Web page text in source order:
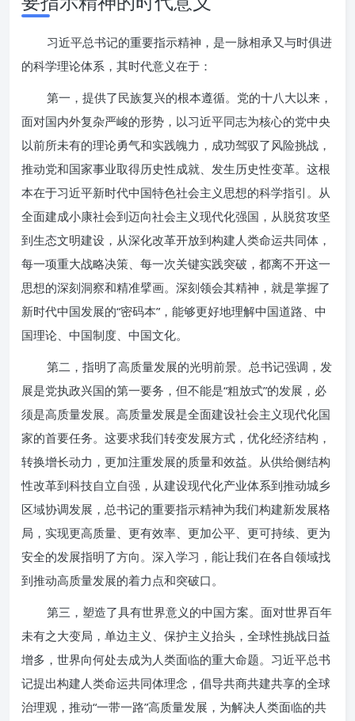
习近平总书记的重要指示精神，是一脉相承又与时俱进
的科学理论体系，其时代意义在于：
第一，提供了民族复兴的根本遵循。党的十八大以来，
面对国内外复杂严峻的形势，以习近平同志为核心的党中央
以前所未有的理论勇气和实践魄力，成功驾驭了风险挑战，
推动党和国家事业取得历史性成就、发生历史性变革。这根
本在于习近平新时代中国特色社会主义思想的科学指引。从
全面建成小康社会到迈向社会主义现代化强国，从脱贫攻坚
到生态文明建设，从深化改革开放到构建人类命运共同体，
每一项重大战略决策、每一次关键实践突破，都离不开这一
思想的深刻洞察和精准擘画。深刻领会其精神，就是掌握了
新时代中国发展的“密码本”，能够更好地理解中国道路、中
国理论、中国制度、中国文化。
第二，指明了高质量发展的光明前景。总书记强调，发
展是党执政兴国的第一要务，但不能是“粗放式”的发展，必
须是高质量发展。高质量发展是全面建设社会主义现代化国
家的首要任务。这要求我们转变发展方式，优化经济结构，
转换增长动力，更加注重发展的质量和效益。从供给侧结构
性改革到科技自立自强，从建设现代化产业体系到推动城乡
区域协调发展，总书记的重要指示精神为我们构建新发展格
局，实现更高质量、更有效率、更加公平、更可持续、更为
安全的发展指明了方向。深入学习，能让我们在各自领域找
到推动高质量发展的着力点和突破口。
第三，塑造了具有世界意义的中国方案。面对世界百年
未有之大变局，单边主义、保护主义抬头，全球性挑战日益
增多，世界向何处去成为人类面临的重大命题。习近平总书
记提出构建人类命运共同体理念，倡导共商共建共享的全球
治理观，推动“一带一路”高质量发展，为解决人类面临的共